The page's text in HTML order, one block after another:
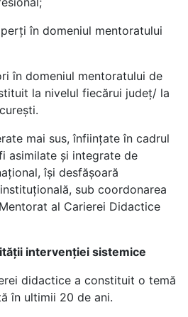
în domeniul mentoratului
în domeniul mentoratului de
la nivelul fiecărui județ/ la
mai sus, înființate în cadrul
asimilate și integrate de
își desfășoară
sub coordonarea
al Carierei Didactice
intervenției sistemice
didactice a constituit o temă
în ultimii 20 de ani.